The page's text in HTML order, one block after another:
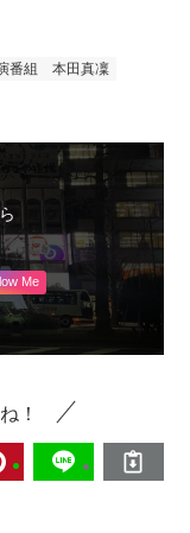
番組
本田真凜
Me
！